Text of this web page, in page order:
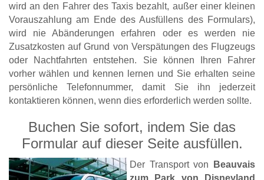
wird an den Fahrer des Taxis bezahlt, außer einer kleinen
Vorauszahlung am Ende des Ausfüllens des Formulars),
wird nie Abänderungen erfahren oder es werden nie
Zusatzkosten auf Grund von Verspätungen des Flugzeugs
oder Nachtfahrten entstehen. Sie können Ihren Fahrer
vorher wählen und kennen lernen und Sie erhalten seine
persönliche Telefonnummer, damit Sie ihn jederzeit
kontaktieren können, wenn dies erforderlich werden sollte.
Buchen Sie sofort, indem Sie das
Formular auf dieser Seite ausfüllen.
Der Transport von Beauvais
zum Park von Disneyland